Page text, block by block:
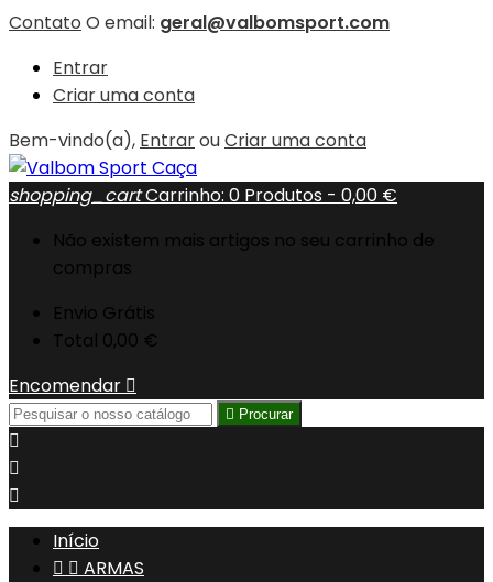
Contato O email: geral@valbomsport.com
Entrar
Criar uma conta
Bem-vindo(a), EntrarouCriar uma conta
shopping_cartCarrinho: 0 Produtos - 0,00 €
Não existem mais artigos no seu carrinho de
compras
Envio Grátis
Total 0,00 €
Encomendar 
 Procurar



Início
  ARMAS